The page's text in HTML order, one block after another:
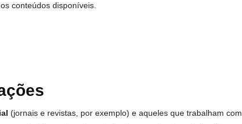
conteúdos disponíveis.
(jornais e revistas, por exemplo) e aqueles que trabalham com